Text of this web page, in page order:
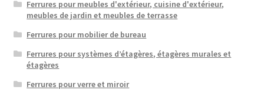
Ferrures pour meubles d'extérieur, cuisine d'extérieur,
meubles de jardin et meubles de terrasse
Ferrures pour mobilier de bureau
Ferrures pour systèmes d’étagères, étagères murales et
étagères
Ferrures pour verre et miroir